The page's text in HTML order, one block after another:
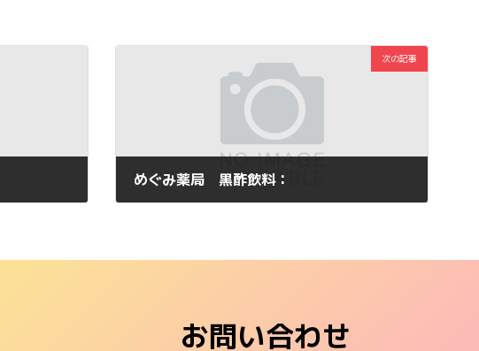
次の記事
めぐみ薬局 黒酢飲料：
お問い合わせ